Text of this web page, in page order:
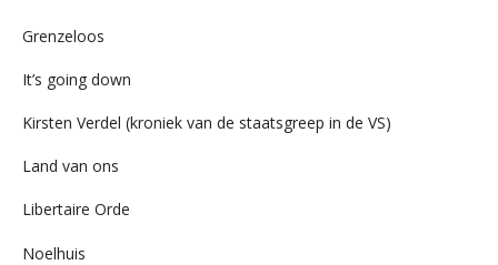
Grenzeloos
It’s going down
Kirsten Verdel (kroniek van de staatsgreep in de VS)
Land van ons
Libertaire Orde
Noelhuis